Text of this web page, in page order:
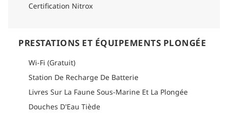
Certification Nitrox
PRESTATIONS ET ÉQUIPEMENTS PLONGÉE
Wi-Fi (Gratuit)
Station De Recharge De Batterie
Livres Sur La Faune Sous-Marine Et La Plongée
Douches D'Eau Tiède